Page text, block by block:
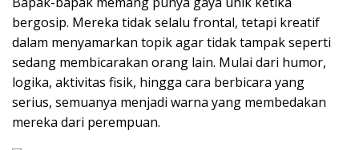
bergosip. Mereka tidak selalu frontal, tetapi kreatif
dalam menyamarkan topik agar tidak tampak seperti
sedang membicarakan orang lain. Mulai dari humor,
logika, aktivitas fisik, hingga cara berbicara yang
serius, semuanya menjadi warna yang membedakan
mereka dari perempuan.